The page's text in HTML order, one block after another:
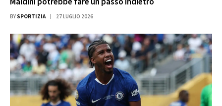
BY SPORTIZIA 27 LUGLIO 2026